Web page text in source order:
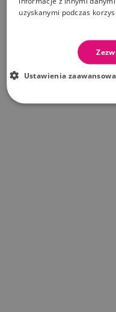
uzyskanymi podczas
Ustawienia